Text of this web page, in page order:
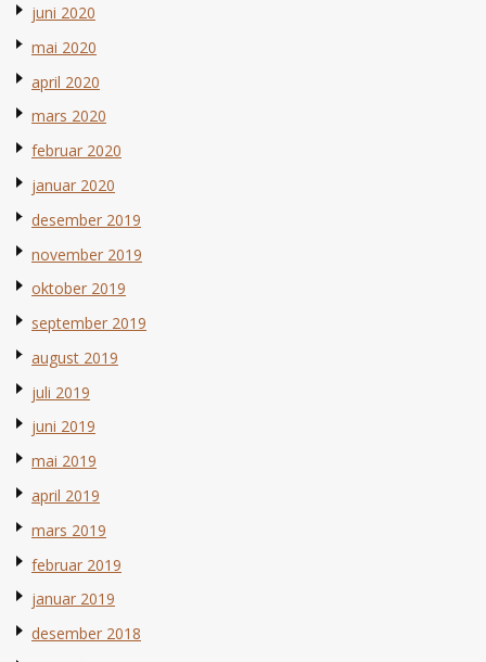
juni 2020
mai 2020
april 2020
mars 2020
februar 2020
januar 2020
desember 2019
november 2019
oktober 2019
september 2019
august 2019
juli 2019
juni 2019
mai 2019
april 2019
mars 2019
februar 2019
januar 2019
desember 2018